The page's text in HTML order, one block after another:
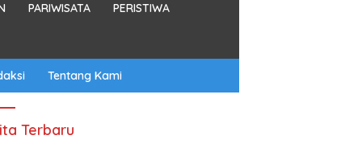
PARIWISATA PERISTIWA
Tentang Kami
Terbaru